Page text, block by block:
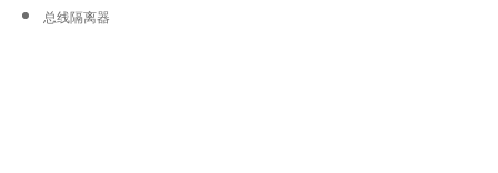
总线隔离器